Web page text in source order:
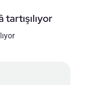
tartışılıyor